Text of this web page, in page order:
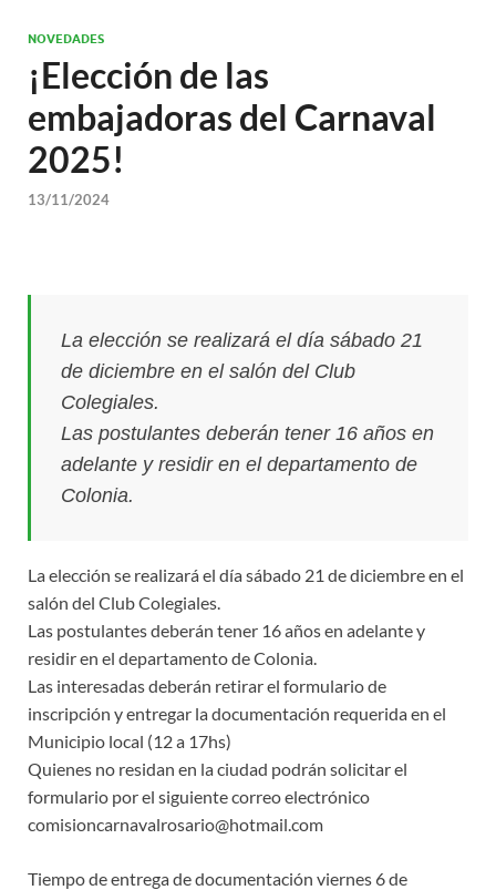
NOVEDADES
¡Elección de las
embajadoras del Carnaval
2025!
13/11/2024
La elección se realizará el día sábado 21
de diciembre en el salón del Club
Colegiales.
Las postulantes deberán tener 16 años en
adelante y residir en el departamento de
Colonia.
La elección se realizará el día sábado 21 de diciembre en el
salón del Club Colegiales.
Las postulantes deberán tener 16 años en adelante y
residir en el departamento de Colonia.
Las interesadas deberán retirar el formulario de
inscripción y entregar la documentación requerida en el
Municipio local (12 a 17hs)
Quienes no residan en la ciudad podrán solicitar el
formulario por el siguiente correo electrónico
comisioncarnavalrosario@hotmail.com
Tiempo de entrega de documentación viernes 6 de